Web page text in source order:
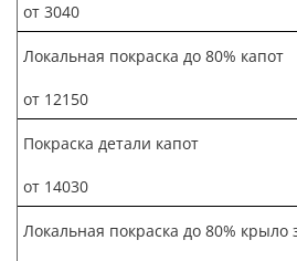
от 3040
Локальная покраска до 80% капот
от 12150
Покраска детали капот
от 14030
Локальная покраска до 80% крыло